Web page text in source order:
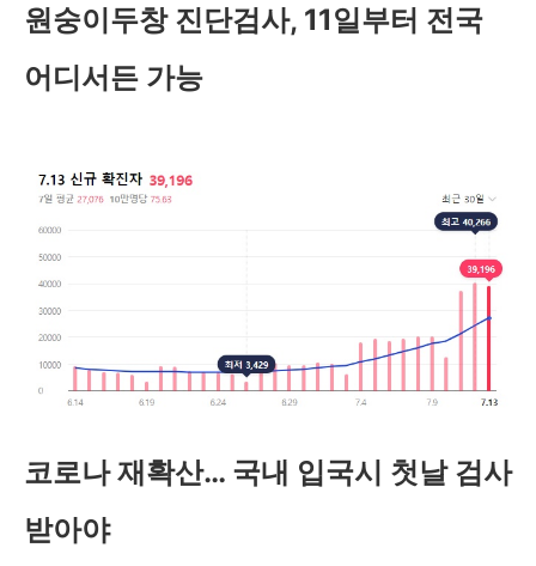
원숭이두창 진단검사, 11일부터 전국
어디서든 가능
코로나 재확산… 국내 입국시 첫날 검사
받아야